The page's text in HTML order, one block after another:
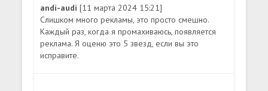
andi-audi[11 марта 2024 15:21]
Слишком много рекламы, это просто смешно.
Каждый раз, когда я промахиваюсь, появляется
реклама. Я оценю это 5 звезд, если вы это
исправите.